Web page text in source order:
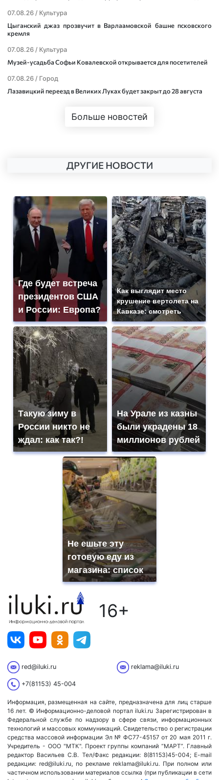
07.08.26 / Культура
Цыганский джаз прозвучит в Варлаамовской башне псковского
кремля
07.08.26 / Культура
Музей-усадьба Софьи Ковалевской открывается для посетителей
07.08.26 / Город
Лазавицкий переезд в Великих Луках будет закрыт до 28 августа
Больше новостей
ДРУГИЕ НОВОСТИ
Где будет встреча
президентов США
и России: Европа?
Как выглядит место
крушение вертолета на
Кавказе: смотреть
Такую зиму в
России никто не
ждал: как так?!
На Урале из казны
были украдены 18
миллионов рублей
Не ешьте эту
готовую еду из
магазина: список
16+
red@iluki.ru reklama@iluki.ru
+7(81153) 45-004
Информация, размещенная на сайте, предназначена для лиц старше
16 лет. © Информационно-деловой портал iluki.ru Зарегистрирован в
Федеральной службе по надзору в сфере связи, информационных
технологий и массовых коммуникаций. Свидетельство о регистрации
средства массовой информации Эл № ФС77-45157 от 20 мая 2011 г.
Учредитель - ООО "МТК". Проект группы компаний “МАРТ”. Главный
редактор Васильев С.В. Тел/Факс редакции: 8(81153)45-004; E-mail
редакции: red@iluki.ru, по рекламе reklama@iluki.ru. При полном или
частичном использовании материалов ссылка (при публикации в сети